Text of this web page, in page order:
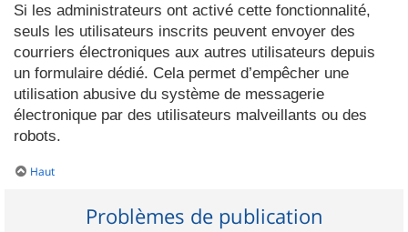
Si les administrateurs ont activé cette fonctionnalité,
seuls les utilisateurs inscrits peuvent envoyer des
courriers électroniques aux autres utilisateurs depuis
un formulaire dédié. Cela permet d’empêcher une
utilisation abusive du système de messagerie
électronique par des utilisateurs malveillants ou des
robots.
Haut
Problèmes de publication